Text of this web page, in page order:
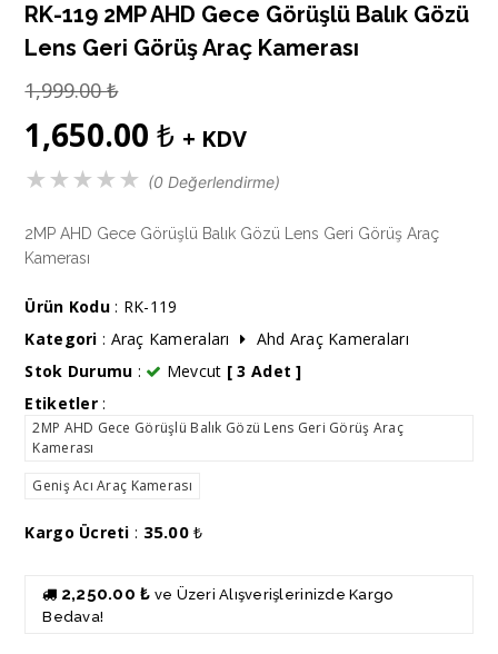
RK-119 2MP AHD Gece Görüşlü Balık Gözü
Lens Geri Görüş Araç Kamerası
1,999.00₺
1,650.00₺ + KDV
★ ★ ★ ★ ★ (0 Değerlendirme)
2MP AHD Gece Görüşlü Balık Gözü Lens Geri Görüş Araç
Kamerası
Ürün Kodu: RK-119
Kategori : Araç Kameraları
Ahd Araç Kameraları
Stok Durumu : Mevcut [ 3 Adet ]
Etiketler:
2MP AHD Gece Görüşlü Balık Gözü Lens Geri Görüş Araç
Kamerası
Geniş Acı Araç Kamerası
Kargo Ücreti : 35.00 ₺
2,250.00 ₺ ve Üzeri Alışverişlerinizde Kargo
Bedava!